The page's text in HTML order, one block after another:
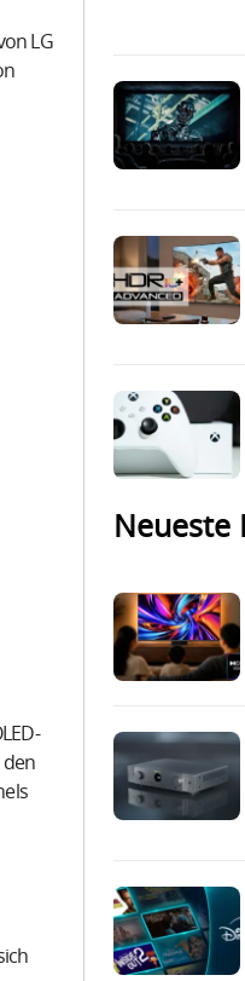
LG
den
Neueste